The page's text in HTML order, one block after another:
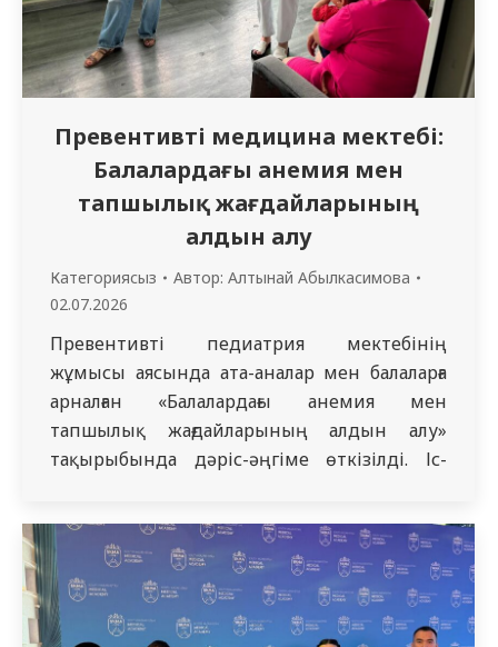
Превентивті медицина мектебі:
Балалардағы анемия мен
тапшылық жағдайларының
алдын алу
Категориясыз Автор: Алтынай Абылкасимова
02.07.2026
Превентивті педиатрия мектебінің
жұмысы аясында ата-аналар мен балаларға
арналған «Балалардағы анемия мен
тапшылық жағдайларының алдын алу»
тақырыбында дәріс-әңгіме өткізілді. Іс-
меңгерушісі, қауымдастырылған профессор
Ахметжанова Д.О., м.ғ.к., доцент Д.М.
Тусупова атындағы педиатрия
кафедрасының ассистенті PhD, Тугелбаева